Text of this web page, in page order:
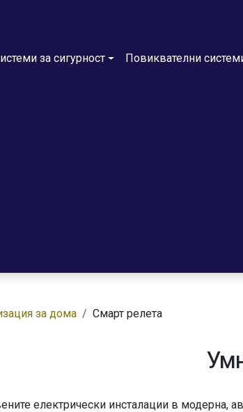
за сигурност Повиквателни
за дома Смарт релета
електрически инсталации в модерна,